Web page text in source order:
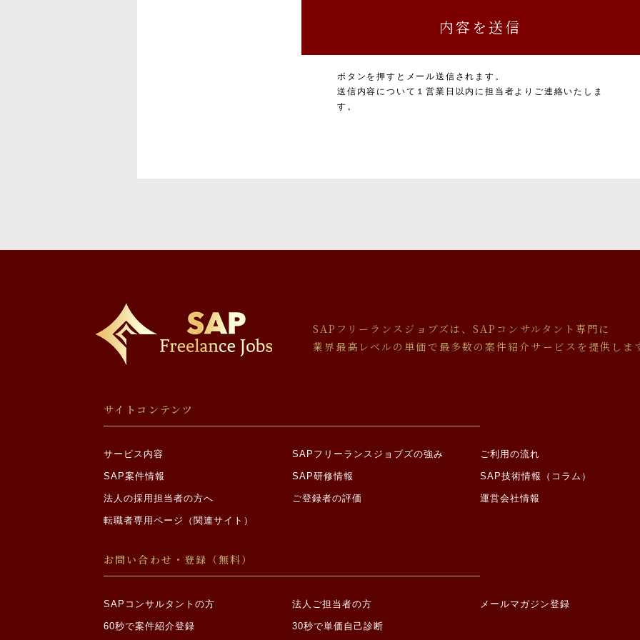
※お預かりした書類については、一部お返しできないことがありますのでご了承ください。
必要となる項目を入力いただかない場合は、本サービスを受けられないことがあります。
場合であって、ご本人の同意を得ることにより、その事務の遂行に支障を及ぼすおそれがあ
・裁判所、検察庁、警察、弁護士会、消費者センター、監督官庁又はこれらに準じた権限を
報についての開示を求められた場合
情報の取り扱いを委託する場合は適切な委託先を選定し、個人情報が安全に管理されるよう適
機微情報の収集制限について
当社は、原則として、以下各号に定める機微な情報（以下「機微情報」といいます。）を収集
人自ら、当社に対して機微情報を提供した場合は、当社が当該機微情報を取得すること、及び
①思想、信条又は宗教に関する事項
③勤労者の団結権、団体交渉その他団体行動の行為に関する事項
⑤保健医療又は性生活に関する事項
ボタンを押すとメール送信されます。
送信内容について１営業日以内に担当者よりご連絡いたしま
す。
SAPフリーランスジョブズは、SAPコンサルタント専門に
業界最高レベルの単価で最多数の案件紹介サービスを提供しま
サイトコンテンツ
サービス内容 SAPフリーランスジョブズの強み ご利用の流れ
SAP案件情報 SAP研修情報 SAP技術情報（コラム）
法人の採用担当者の方へ ご登録者の評価 運営会社情報
転職者専用ページ（関連サイト）
お問い合わせ・登録（無料）
SAPコンサルタントの方 法人ご担当者の方 メールマガジン登録
60秒で案件紹介登録 30秒で単価自己診断